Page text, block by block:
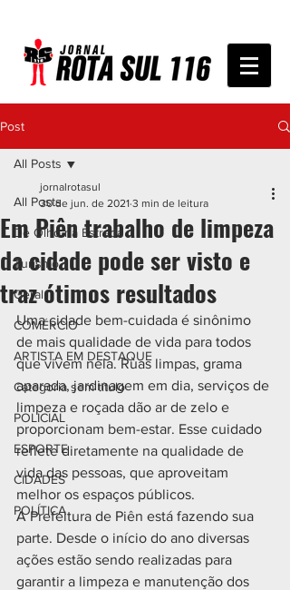
Post
All Posts
De Olho na Estrada
Turismo
Geral
COMÉRCIO
ARTISTA EM DESTAQUE
Categoria sem título
POLICIAL
ESPORTE
CIDADES
POLÍTICA
All Posts
Em Piên trabalho de limpeza
da cidade pode ser visto e
traz ótimos resultados
jornalrotasul
30 de jun. de 2021 3 min de leitura
Uma cidade bem-cuidada é sinônimo
de mais qualidade de vida para todos
que vivem nela. Ruas limpas, grama
aparada, jardinagem em dia, serviços de
limpeza e roçada dão ar de zelo e
proporcionam bem-estar. Esse cuidado
reflete diretamente na qualidade de
vida das pessoas, que aproveitam
melhor os espaços públicos.
A Prefeitura de Piên está fazendo sua
parte. Desde o início do ano diversas
ações estão sendo realizadas para
garantir a limpeza e manutenção dos